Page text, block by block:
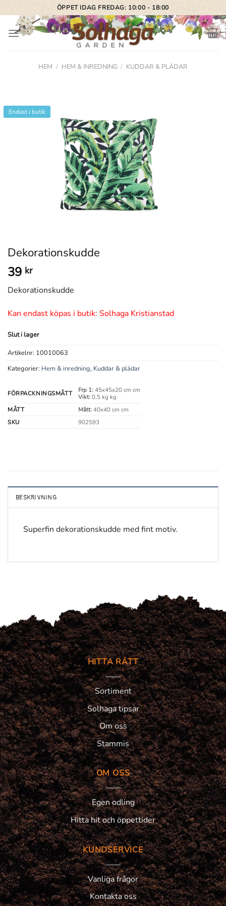
Skip
to
content
ÖPPET IDAG FREDAG: 10:00 - 18:00
HEM / HEM & INREDNING / KUDDAR & PLÄDAR
Endast i butik
Dekorationskudde
39 kr
Dekorationskudde
Kan endast köpas i butik: Solhaga Kristianstad
Slut i lager
Artikelnr: 10010063
Kategorier: Hem & inredning, Kuddar & plädar
FÖRPACKNINGSMÅTT Frp 1:45x45x20 cm cm
Vikt:0,5 kg kg
MÅTT
Mått:40x40 cm cm
SKU
902593
BESKRIVNING
Superfin dekorationskudde med fint motiv.
HITTA RÄTT
Sortiment
Solhaga tipsar
Om oss
Stammis
OM OSS
Egen odling
Hitta hit och öppettider
KUNDSERVICE
Vanliga frågor
Kontakta oss